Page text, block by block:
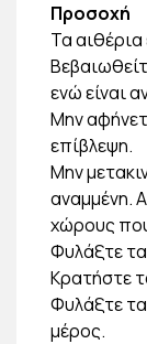
Προσοχή
Τα αιθέρια
ενώ είναι
Μην
επίβλεψη.
Μην
αναμμένη.
χώρους
Φυλάξτε
Κρατήστε
Φυλάξτε
μέρος.